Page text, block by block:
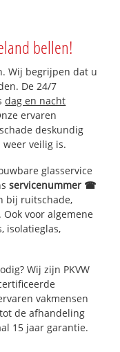
bellen!
Wij begrijpen dat u
De 24/7
dag en nacht
ervaren
deskundig
veilig is.
glasservice
servicenummer ☎
bij ruitschade,
voor algemene
isolatieglas,
Wij zijn PKVW
vakmensen
de afhandeling
15 jaar garantie.